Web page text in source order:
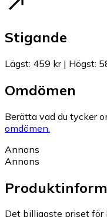
Stigande
Lägst: 459 kr| Högst:
Omdömen
Berätta vad du tycker
omdömen.
Annons
Annons
Det billigaste priset för